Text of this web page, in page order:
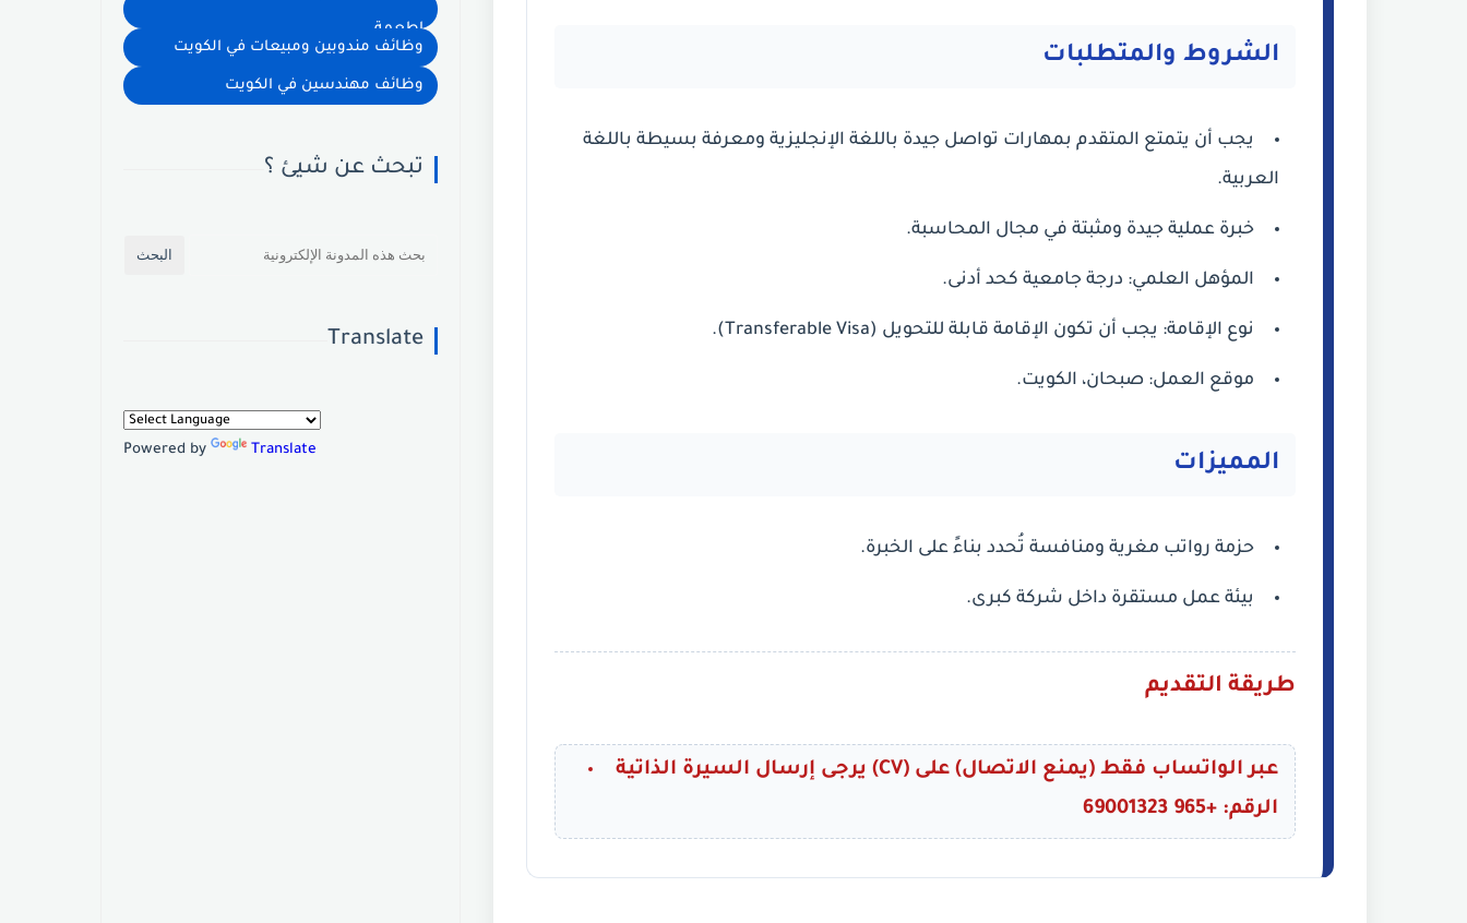
الشروط والمتطلبات
يجب أن يتمتع المتقدم بمهارات تواصل جيدة باللغة الإنجليزية ومعرفة بسيطة باللغة
العربية.
خبرة عملية جيدة ومثبتة في مجال المحاسبة.
المؤهل العلمي: درجة جامعية كحد أدنى.
نوع الإقامة: يجب أن تكون الإقامة قابلة للتحويل (Transferable Visa).
موقع العمل: صبحان، الكويت.
المميزات
حزمة رواتب مغرية ومنافسة تُحدد بناءً على الخبرة.
بيئة عمل مستقرة داخل شركة كبرى.
طريقة التقديم
يرجى إرسال السيرة الذاتية (CV) عبر الواتساب فقط (يمنع الاتصال) على
الرقم: +965 69001323
اطعمة
وظائف مندوبين ومبيعات في الكويت
وظائف مهندسين في الكويت
تبحث عن شيئ ؟
Translate
Powered by Translate